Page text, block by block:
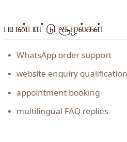
பயன்பாட்டு சூழல்கள்
WhatsApp order support
website enquiry qualification
appointment booking
multilingual FAQ replies